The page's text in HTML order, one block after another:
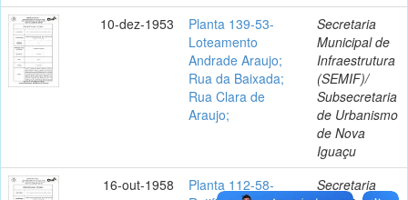
10-dez-1953
Planta 139-53-
Loteamento
Andrade Araujo;
Rua da Baixada;
Rua Clara de
Araujo;
Secretaria
Municipal de
Infraestrutura
(SEMIF)/
Subsecretaria
de Urbanismo
de Nova
Iguaçu
16-out-1958
Planta 112-58-
Secretaria